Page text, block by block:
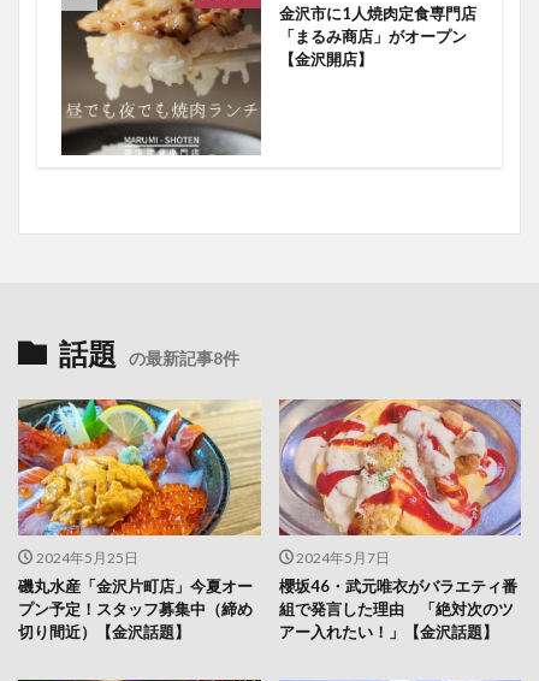
金沢市に1人焼肉定食専門店
「まるみ商店」がオープン
【金沢開店】
話題 の最新記事8件
2024年5月25日
磯丸水産「金沢片町店」今夏オー
プン予定！スタッフ募集中（締め
切り間近）【金沢話題】
2024年5月7日
櫻坂46・武元唯衣がバラエティ番
組で発言した理由 「絶対次のツ
アー入れたい！」【金沢話題】